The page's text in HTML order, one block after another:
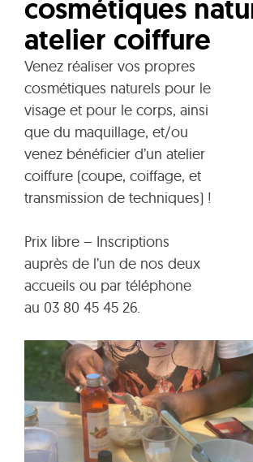
cosmétiques
atelier coiffure
Venez réaliser vos propres
cosmétiques naturels pour le
visage et pour le corps, ainsi
que du maquillage, et/ou
venez bénéficier d’un atelier
coiffure (coupe, coiffage, et
transmission de techniques) !
Prix libre – Inscriptions
auprès de l’un de nos deux
accueils ou par téléphone
au 03 80 45 45 26.